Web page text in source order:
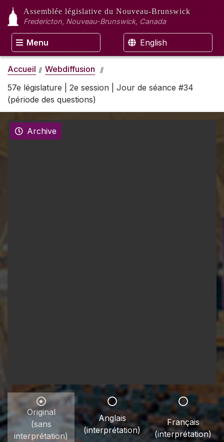
Assemblée législative du Nouveau-Brunswick
Fredericton, Nouveau-Brunswick, Canada
Menu English
Accueil
Webdiffusion
57e législature | 2e session | Jour de séance #34
(période des questions)
Archive
Original
(sans
interprétation)
Anglais
(interprétation)
Français
(interprétation)